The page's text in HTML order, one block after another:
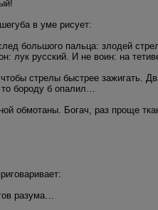
в уме рисует:
большого пальца: злодей
лук русский. И не воин: на
стрелы быстрее зажигать.
бороду б опалил…
обмотаны. Богач, раз проще
разума…